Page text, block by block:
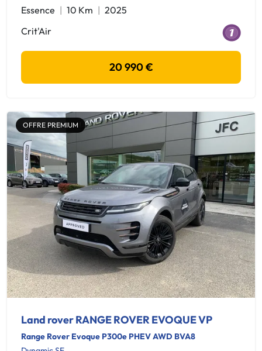
Essence 10 Km
2025
Crit'Air
20 990 €
OFFRE PREMIUM
Land rover RANGE ROVER EVOQUE VP
Range Rover Evoque P300e PHEV AWD BVA8